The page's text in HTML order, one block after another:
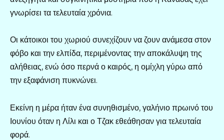
γνωρίσει τα τελευταία χρόνια.
Οι κάτοικοι του χωριού συνεχίζουν να ζουν ανάμεσα στον
φόβο και την ελπίδα, περιμένοντας την αποκάλυψη της
αλήθειας, ενώ όσο περνά ο καιρός, η ομίχλη γύρω από
την εξαφάνιση πυκνώνει.
Εκείνη η μέρα ήταν ένα συνηθισμένο, γαλήνιο πρωινό του
Ιουνίου όταν η Λίλι και ο Τζακ εθεάθησαν για τελευταία
φορά.